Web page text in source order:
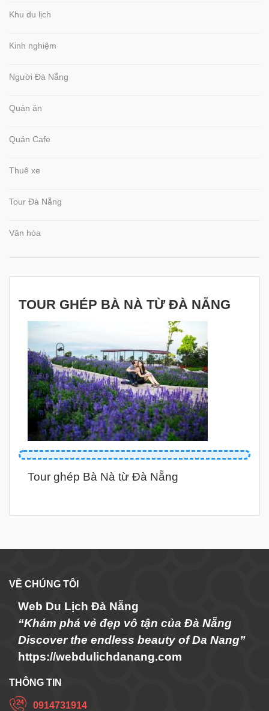
Khu du lịch
Kinh nghiệm
Người Đà Nẵng
Quán ăn
Quán Cafe
Thuê xe
Tour Đà Nẵng
Văn hóa
TOUR GHÉP BÀ NÀ TỪ ĐÀ NẴNG
Tour ghép Bà Nà từ Đà Nẵng
VỀ CHÚNG TÔI
Web Du Lịch Đà Nẵng
“Khám phá vẻ đẹp vô tận của Đà Nẵng
Discover the endless beauty of Da Nang”
https://webdulichdanang.com
THÔNG TIN
0914731914